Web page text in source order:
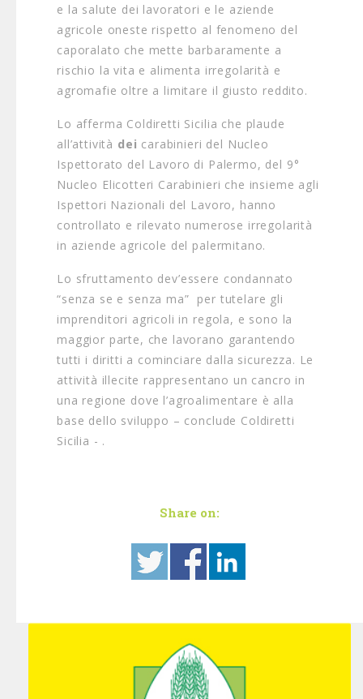
e la salute dei lavoratori e le aziende
agricole oneste rispetto al fenomeno del
caporalato che mette barbaramente a
rischio la vita e alimenta irregolarità e
agromafie oltre a limitare il giusto reddito.
Lo afferma Coldiretti Sicilia che plaude
all’attività dei carabinieri del Nucleo
Ispettorato del Lavoro di Palermo, del 9°
Nucleo Elicotteri Carabinieri che insieme agli
Ispettori Nazionali del Lavoro, hanno
controllato e rilevato numerose irregolarità
in aziende agricole del palermitano.
Lo sfruttamento dev’essere condannato
“senza se e senza ma” per tutelare gli
imprenditori agricoli in regola, e sono la
maggior parte, che lavorano garantendo
tutti i diritti a cominciare dalla sicurezza. Le
attività illecite rappresentano un cancro in
una regione dove l’agroalimentare è alla
base dello sviluppo – conclude Coldiretti
Sicilia - .
Share on: